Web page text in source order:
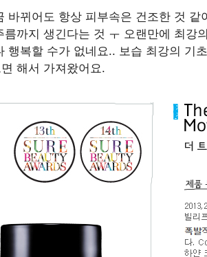
바뀌어도 항상 피부속은 건조한 것
름까지 생긴다는 것 ㅜ 오랜만에 최강
행복할 수가 없네요.. 보습 최강의 기
해서 가져왔어요.